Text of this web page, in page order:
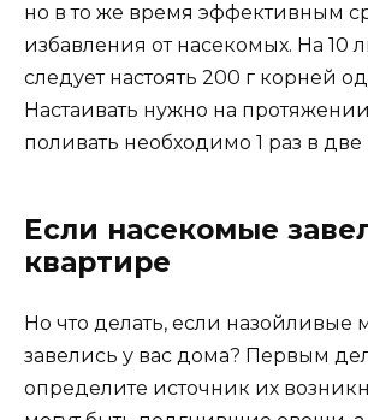
но в то же время эффективным
избавления от насекомых. На 10
следует настоять 200 г корней
Настаивать нужно на
поливать необходимо 1 раз в
Если насекомые
квартире
Но что делать, если назойливые
завелись у вас дома? Первым
определите источник их